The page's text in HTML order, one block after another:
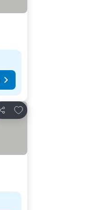
Teilen
Zu Favoriten hinzufügen